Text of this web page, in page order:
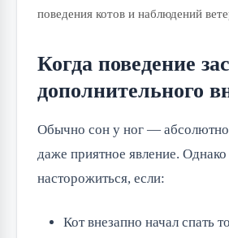
поведения котов и наблюдений
Когда поведение
дополнительного
Обычно сон у ног —
даже приятное явление. Однако
насторожиться, если:
Кот внезапно начал спать